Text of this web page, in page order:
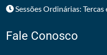
Sessões Ordinárias:
Fale Conosco